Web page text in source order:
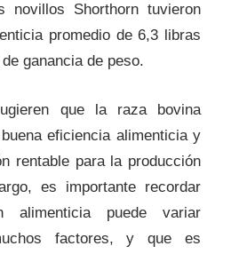
novillos Shorthorn tuvieron
promedio de 6,3 libras
ganancia de peso.
que la raza bovina
eficiencia alimenticia y
rentable para la producción
es importante recordar
alimenticia puede variar
factores, y que es